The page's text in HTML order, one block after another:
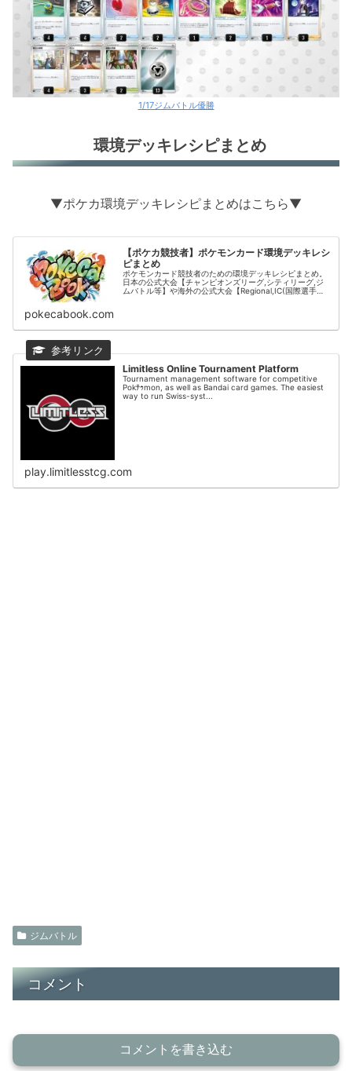
1/17ジムバトル優勝
環境デッキレシピまとめ
▼ポケカ環境デッキレシピまとめはこちら▼
【ポケカ競技者】ポケモンカード環境デッキレシ
ピまとめ
ポケモンカード競技者のための環境デッキレシピまとめ。
日本の公式大会【チャンピオンズリーグ,シティリーグ,ジ
ムバトル等】や海外の公式大会【Regional,IC(国際選手
pokecabook.com
Limitless Online Tournament Platform
Tournament management software for competitive
Pokﾃｩmon, as well as Bandai card games. The easiest
way to run Swiss-syst...
play.limitlesstcg.com
ジムバトル
コメント
コメントを書き込む